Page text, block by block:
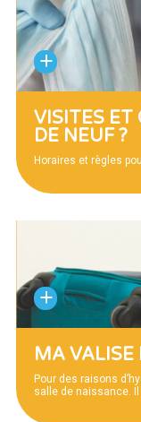
VISITES ET
DE NEUF ?
Horaires et règles
MA VALISE
Pour des raisons
salle de naissance.